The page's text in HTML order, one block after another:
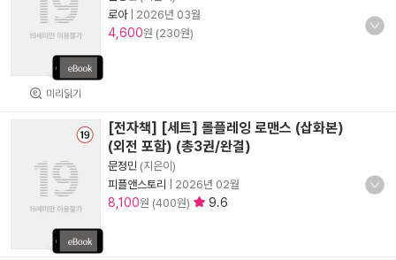
미리읽기
로아| 2026년 03월
4,600원 (230원)
[전자책] [세트] 롤플레잉 로맨스 (삽화본)
(외전 포함) (총3권/완결)
문정민 (지은이)
피플앤스토리
2026년 02월
8,100원 (400원) 9.6